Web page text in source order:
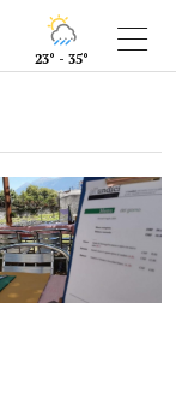
23° - 35°